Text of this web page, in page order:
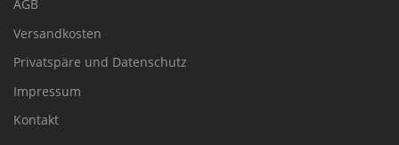
AGB
Versandkosten
Privatspäre und Datenschutz
Impressum
Kontakt